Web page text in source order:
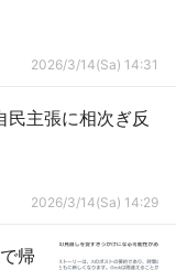
2026/3/14(Sa) 14:31
民主張に相次ぎ反
2026/3/14(Sa) 14:29
帰